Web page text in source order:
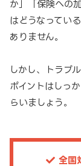
か」「保険への
はどうなってい
ありません。
しかし、トラブ
ポイントはしっ
らいましょう。
全国